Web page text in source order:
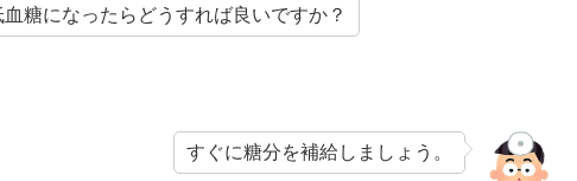
血糖になったらどうすれば良いですか？
すぐに糖分を補給しましょう。